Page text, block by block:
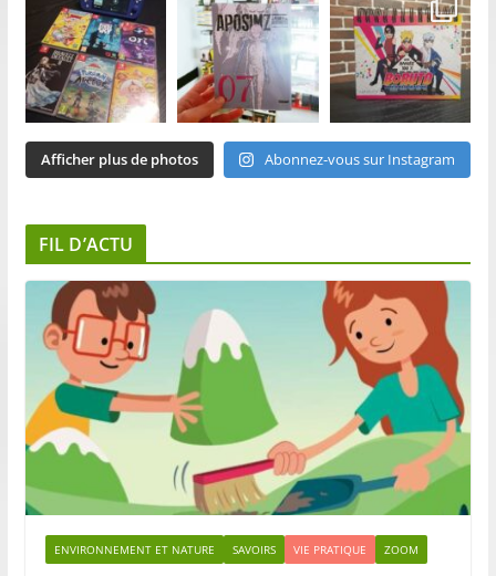
Afficher plus de photos Abonnez-vous sur Instagram
FIL D’ACTU
ENVIRONNEMENT ET NATURE SAVOIRS VIE PRATIQUE ZOOM